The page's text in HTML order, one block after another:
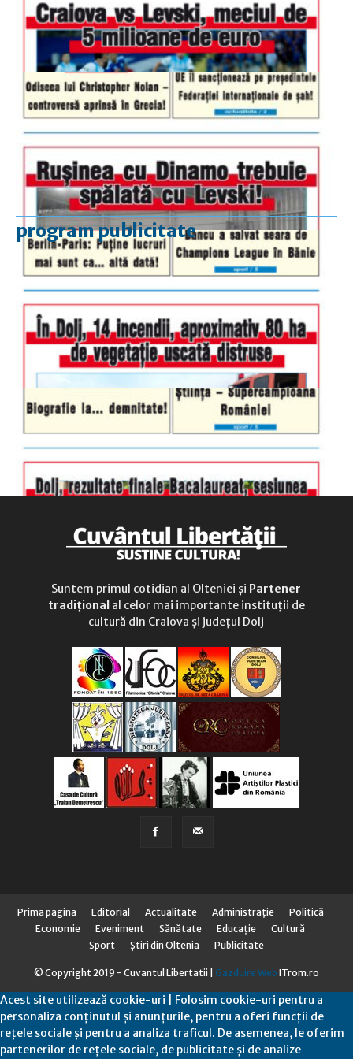
program publicitate
luni-vineri
9.00 - 17.00
duminică
9.00 - 12.00
Suntem primul cotidian al Olteniei și Partener
tradițional al celor mai importante instituții de
cultură din Craiova și județul Dolj
Prima pagina Editorial Actualitate Administraţie
Politică
Economie
Eveniment Sănătate Educaţie
Cultură
Sport
Știri din Oltenia Publicitate
© Copyright 2019 - Cuvantul Libertatii | Gazduire Web ITrom.ro
Acest site utilizează cookie-uri | Folosim cookie-uri pentru a
personaliza conținutul și anunțurile, pentru a oferi funcții de
rețele sociale și pentru a analiza traficul. De asemenea, le oferim
partenerilor de rețele sociale, de publicitate și de analize